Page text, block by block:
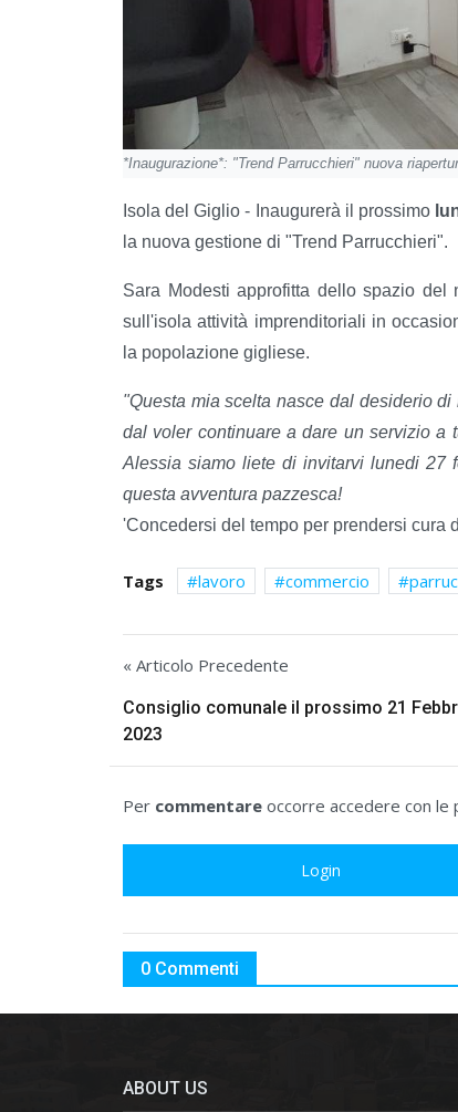
*Inaugurazione*: "Trend Parrucchieri" nuova
Isola del Giglio - Inaugurerà il prossimo
la nuova gestione di "Trend Parrucchieri".
Sara Modesti approfitta dello spazio
sull'isola attività imprenditoriali in
la popolazione gigliese.
"Questa mia scelta nasce dal desiderio
dal voler continuare a dare un servizio
Alessia siamo liete di invitarvi lunedi 27
questa avventura pazzesca!
'Concedersi del tempo per prendersi cura
Tags lavoro commercio
« Articolo Precedente
Consiglio comunale il prossimo 21
2023
Per commentare occorre accedere con
Login
0 Commenti
ABOUT US